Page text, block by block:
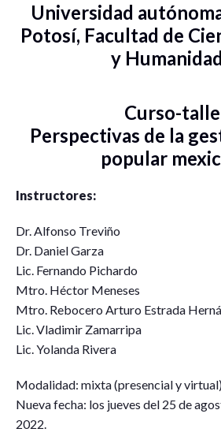
Universidad
Potosí, Facultad de
y
Curso-
Perspectivas de la
popular
Instructores:
Dr. Alfonso Treviño
Dr. Daniel Garza
Lic. Fernando Pichardo
Mtro. Héctor Meneses
Mtro. Rebocero Arturo Estrada
Lic. Vladimir Zamarripa
Lic. Yolanda Rivera
Modalidad: mixta (presencial y
Nueva fecha: los jueves del 25 de
2022.